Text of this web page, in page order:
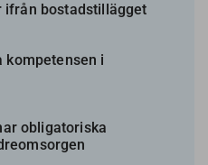
ifrån bostadstillägget
kompetensen i
obligatoriska